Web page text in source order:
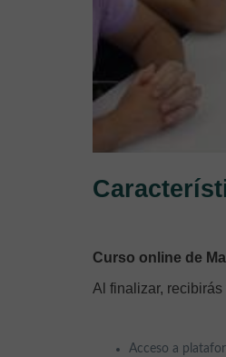
Curso online de
Al finalizar,
Acceso a